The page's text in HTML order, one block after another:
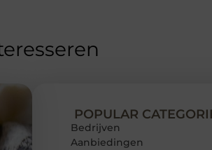
POPULAR
Bedrijven
Aanbiedingen